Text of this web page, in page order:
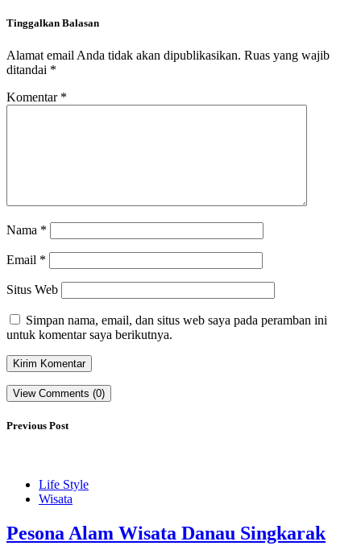
Tinggalkan Balasan
Alamat email Anda tidak akan dipublikasikan. Ruas yang wajib
ditandai *
Komentar *
Nama *
Email *
Situs Web
Simpan nama, email, dan situs web saya pada peramban ini
untuk komentar saya berikutnya.
View Comments (0)
Previous Post
Life Style
Wisata
Pesona Alam Wisata Danau Singkarak